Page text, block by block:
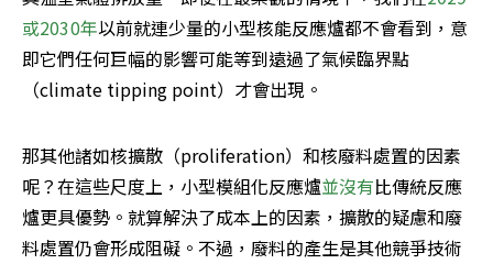
或2030年以前就連少量的小型核能反應爐都不會看到，意
即它們任何巨幅的影響可能等到遠過了氣候臨界點
（climate tipping point）才會出現。
那其他諸如核擴散（proliferation）和核廢料處置的因素
呢？在這些尺度上，小型模組化反應爐並沒有比傳統反應
爐更具優勢。就算解決了成本上的因素，擴散的疑慮和廢
料處置仍會形成阻礙。不過，廢料的產生是其他競爭技術